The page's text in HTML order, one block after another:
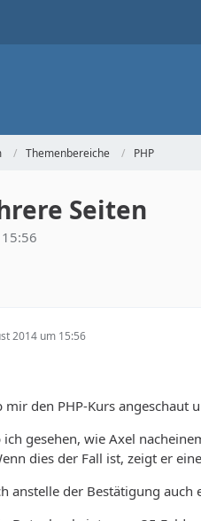
Themenbereiche PHP
Seiten
2014 um 15:56
mir den PHP-Kurs angeschaut
ich gesehen, wie Axel
dies der Fall ist, zeigt er
anstelle der Bestätigung auch